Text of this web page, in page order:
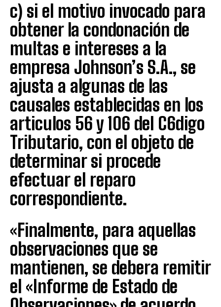
c) si el motivo invocado para
obtener la condonación de
multas e intereses a la
empresa Johnson’s S.A., se
ajusta a algunas de las
causales establecidas en los
articulos 56 y 106 del C6digo
Tributario, con el objeto de
determinar si procede
efectuar el reparo
correspondiente.
«Finalmente, para aquellas
observaciones que se
mantienen, se debera remitir
el «Informe de Estado de